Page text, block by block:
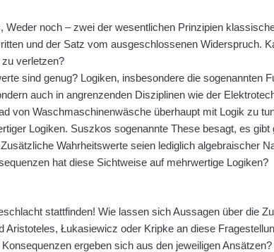
Weder noch – zwei der wesentlichen Prinzipien
und der Satz vom ausgeschlossenen Widerspruch.
verletzen?
sind genug? Logiken, insbesondere die sogenannten
auch in angrenzenden Disziplinen wie der
von Waschmaschinenwäsche überhaupt mit Logik zu
Logiken. Suszkos sogenannte These besagt, es gibt
Wahrheitswerte seien lediglich algebraischer
hat diese Sichtweise auf mehrwertige
stattfinden! Wie lassen sich Aussagen über die
Aristoteles, Łukasiewicz oder Kripke an diese
ergeben sich aus den jeweiligen Ansätzen?